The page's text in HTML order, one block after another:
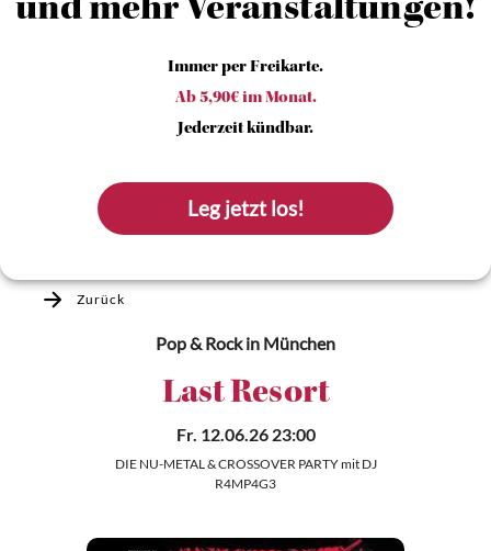
und mehr Veranstaltungen!
Immer per Freikarte.
Ab 5,90€ im Monat.
Jederzeit kündbar.
Leg jetzt los!
Zurück
Pop & Rockin München
Last Resort
Fr. 12.06.26 23:00
DIE NU-METAL & CROSSOVER PARTY mit DJ
R4MP4G3